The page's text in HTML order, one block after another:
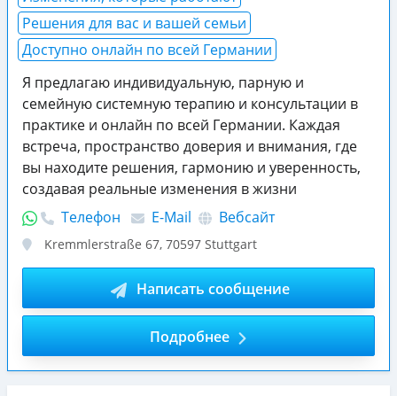
Решения для вас и вашей семьи
Доступно онлайн по всей Германии
Я предлагаю индивидуальную, парную и
семейную системную терапию и консультации в
практике и онлайн по всей Германии. Каждая
встреча, пространство доверия и внимания, где
вы находите решения, гармонию и уверенность,
создавая реальные изменения в жизни
Телефон
E-Mail Вебсайт
Kremmlerstraße 67, 70597 Stuttgart
Написать сообщение
Подробнее